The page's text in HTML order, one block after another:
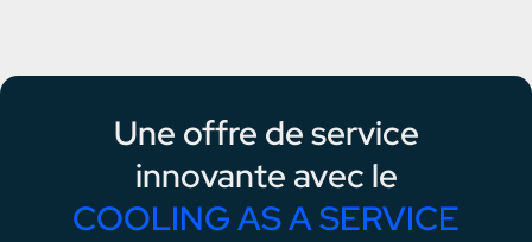
Une offre de service
innovante avec le
COOLINGASASERVICE